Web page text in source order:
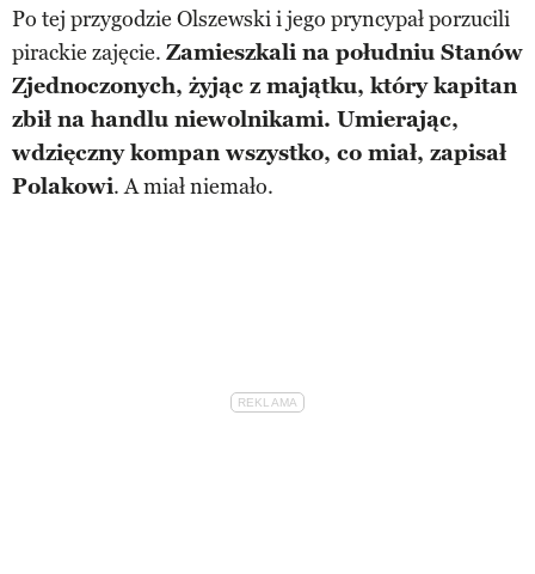
Po tej przygodzie Olszewski i jego pryncypał porzucili
pirackie zajęcie. Zamieszkali na południu Stanów
Zjednoczonych, żyjąc z majątku, który kapitan
zbił na handlu niewolnikami. Umierając,
wdzięczny kompan wszystko, co miał, zapisał
Polakowi. A miał niemało.